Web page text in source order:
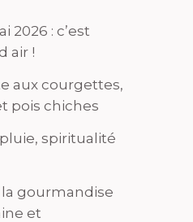
2026 : c’est
air !
aux courgettes,
pois chiches
spiritualité
gourmandise
et